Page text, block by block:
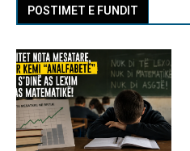
POSTIMET E FUNDIT